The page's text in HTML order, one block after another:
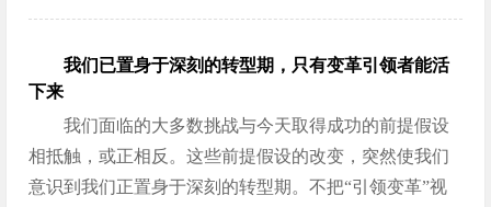
我们已置身于深刻的转型期，只有变革引领者能活
下来
我们面临的大多数挑战与今天取得成功的前提假设
相抵触，或正相反。这些前提假设的改变，突然使我们
意识到我们正置身于深刻的转型期。不把“引领变革”视